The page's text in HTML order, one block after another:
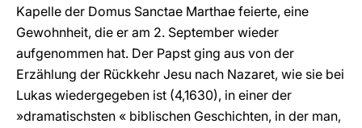
Kapelle der Domus Sanctae Marthae feierte, eine
Gewohnheit, die er am 2. September wieder
aufgenommen hat. Der Papst ging aus von der
Erzählung der Rückkehr Jesu nach Nazaret, wie sie bei
Lukas wiedergegeben ist (4,1630), in einer der
»dramatischsten « biblischen Geschichten, in der man,